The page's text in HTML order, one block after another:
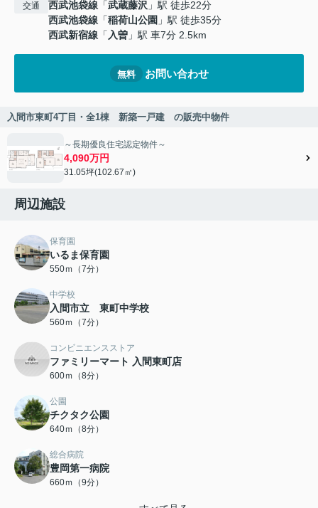
交通 西武池袋線 「武蔵藤沢 」駅 徒歩22分
西武池袋線 「稲荷山公園 」駅 徒歩35分
西武新宿線 「入曽 」駅 車7分 2.5km
無料 お問い合わせ
入間市東町4丁目・全1棟 新築一戸建 の販売中物件
～長期優良住宅認定物件～
4,090万円
31.05坪(102.67㎡)
周辺施設
保育園
いるま保育園
550ｍ（7分）
中学校
入間市立 東町中学校
560ｍ（7分）
コンビニエンスストア
ファミリーマート 入間東町店
600ｍ（8分）
公園
チクタク公園
640ｍ（8分）
総合病院
豊岡第一病院
660ｍ（9分）